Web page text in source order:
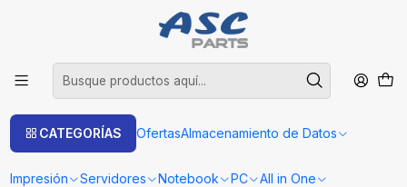
CATEGORÍAS OfertasAlmacenamiento de Datos
Impresión Servidores Notebook PC All in One